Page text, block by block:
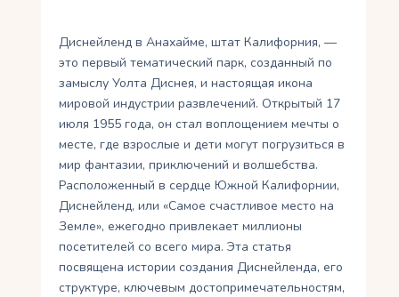
Диснейленд в Анахайме, штат Калифорния, —
это первый тематический парк, созданный по
замыслу Уолта Диснея, и настоящая икона
мировой индустрии развлечений. Открытый 17
июля 1955 года, он стал воплощением мечты о
месте, где взрослые и дети могут погрузиться в
мир фантазии, приключений и волшебства.
Расположенный в сердце Южной Калифорнии,
Диснейленд, или «Самое счастливое место на
Земле», ежегодно привлекает миллионы
посетителей со всего мира. Эта статья
посвящена истории создания Диснейленда, его
структуре, ключевым достопримечательностям,